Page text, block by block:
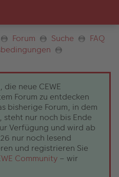
Forum Suche
FAQ
neue CEWE
Forum zu entdecken
bisherige Forum, in dem
nur noch bis Ende
Verfügung und wird ab
nur noch lesend
und registrieren Sie
Community – wir